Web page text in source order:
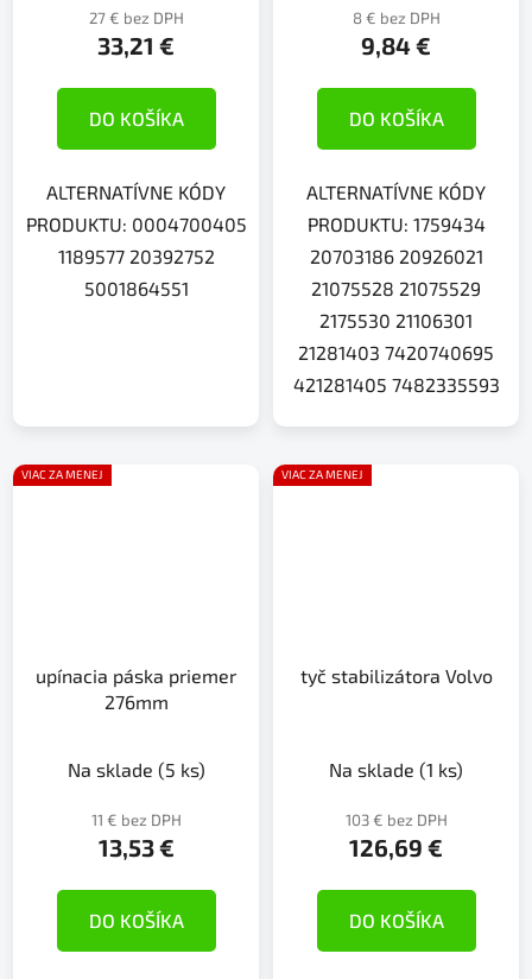
27 € bez DPH
33,21 €
DO KOŠÍKA
ALTERNATÍVNE KÓDY
PRODUKTU: 0004700405
1189577 20392752
5001864551
8 € bez DPH
9,84 €
DO KOŠÍKA
ALTERNATÍVNE KÓDY
PRODUKTU: 1759434
20703186 20926021
21075528 21075529
2175530 21106301
21281403 7420740695
421281405 7482335593
VIAC ZA MENEJ
upínacia páska priemer
276mm
Na sklade (5 ks)
11 € bez DPH
13,53 €
DO KOŠÍKA
VIAC ZA MENEJ
tyč stabilizátora Volvo
Na sklade (1 ks)
103 € bez DPH
126,69 €
DO KOŠÍKA